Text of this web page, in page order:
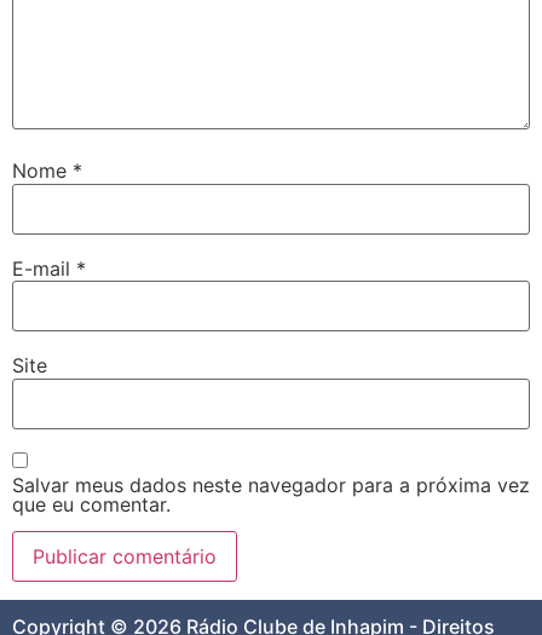
Nome *
E-mail *
Site
Salvar meus dados neste navegador para a próxima vez
que eu comentar.
Copyright © 2026 Rádio Clube de Inhapim - Direitos